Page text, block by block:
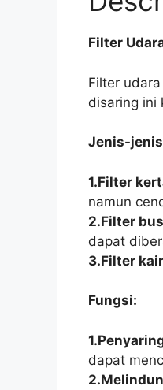
Filter
Filter
disaring ini
Jenis-
1.Filter
namun
2.Filter
dapat
3.Filter
Fungsi:
dapat